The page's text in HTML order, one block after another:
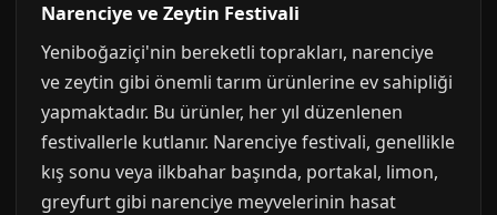
Narenciye ve Zeytin Festivali
Yeniboğaziçi'nin bereketli toprakları, narenciye
ve zeytin gibi önemli tarım ürünlerine ev sahipliği
yapmaktadır. Bu ürünler, her yıl düzenlenen
festivallerle kutlanır. Narenciye festivali, genellikle
kış sonu veya ilkbahar başında, portakal, limon,
greyfurt gibi narenciye meyvelerinin hasat